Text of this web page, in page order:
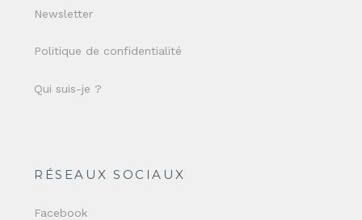
Newsletter
Politique de confidentialité
Qui suis-je ?
RÉSEAUX SOCIAUX
Facebook